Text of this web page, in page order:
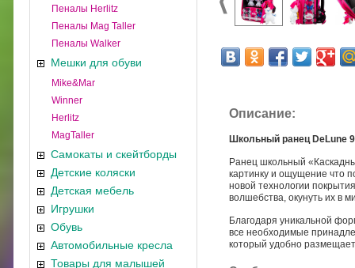
Пеналы Herlitz
Пеналы Mag Taller
Пеналы Walker
Мешки для обуви
Mike&Mar
Winner
Herlitz
MagTaller
Самокаты и скейтборды
Детские коляски
Детская мебель
Игрушки
Обувь
Автомобильные кресла
Товары для малышей
Описание:
Школьный ранец DeLune
Ранец школьный
картинку и ощущение что
новой технологии
волшебства, окунуть их в
Благодаря уникальной
все необходимые
который удобно